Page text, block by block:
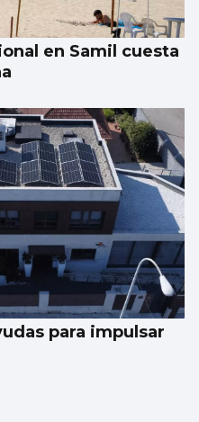
en Samil cuesta
para impulsar